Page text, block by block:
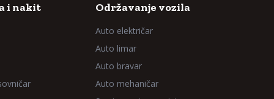
i nakit Održavanje vozila
Auto električar
Auto limar
Auto bravar
Auto mehaničar